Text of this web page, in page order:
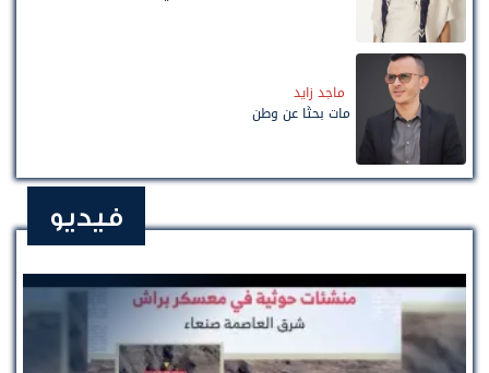
ماجد زايد
مات بحثًا عن وطن
فيديو